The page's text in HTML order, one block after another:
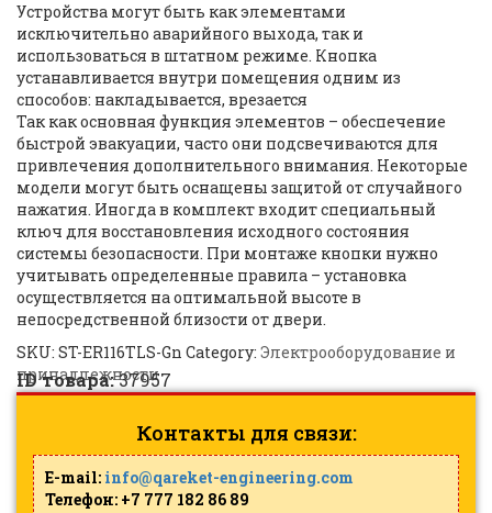
Устройства могут быть как элементами
исключительно аварийного выхода, так и
использоваться в штатном режиме. Кнопка
устанавливается внутри помещения одним из
способов: накладывается, врезается
Так как основная функция элементов – обеспечение
быстрой эвакуации, часто они подсвечиваются для
привлечения дополнительного внимания. Некоторые
модели могут быть оснащены защитой от случайного
нажатия. Иногда в комплект входит специальный
ключ для восстановления исходного состояния
системы безопасности. При монтаже кнопки нужно
учитывать определенные правила – установка
осуществляется на оптимальной высоте в
непосредственной близости от двери.
SKU: ST-ER116TLS-Gn Category: Электрооборудование и
принадлежности
ID товара:37957
Контакты для связи:
E-mail: info@qareket-engineering.com
Телефон: +7 777 182 86 89